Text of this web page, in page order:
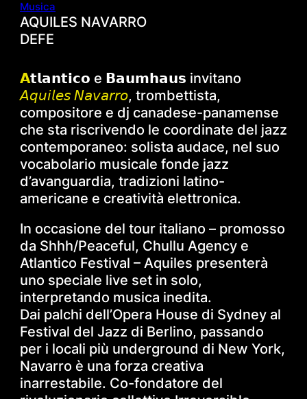
Musica
AQUILES NAVARRO
DEFE
𝗔𝘁𝗹𝗮𝗻𝘁𝗶𝗰𝗼 e 𝗕𝗮𝘂𝗺𝗵𝗮𝘂𝘀 invitano
𝘈𝘲𝘶𝘪𝘭𝘦𝘴 𝘕𝘢𝘷𝘢𝘳𝘳𝘰, trombettista,
compositore e dj canadese-panamense
che sta riscrivendo le coordinate del jazz
contemporaneo: solista audace, nel suo
vocabolario musicale fonde jazz
d’avanguardia, tradizioni latino-
americane e creatività elettronica.
In occasione del tour italiano – promosso
da Shhh/Peaceful, Chullu Agency e
Atlantico Festival – Aquiles presenterà
uno speciale live set in solo,
interpretando musica inedita.
Dai palchi dell’Opera House di Sydney al
Festival del Jazz di Berlino, passando
per i locali più underground di New York,
Navarro è una forza creativa
inarrestabile. Co-fondatore del